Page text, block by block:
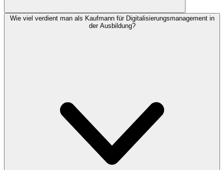
Wie viel verdient man als Kaufmann für Digitalisierungsmanagement in
der Ausbildung?